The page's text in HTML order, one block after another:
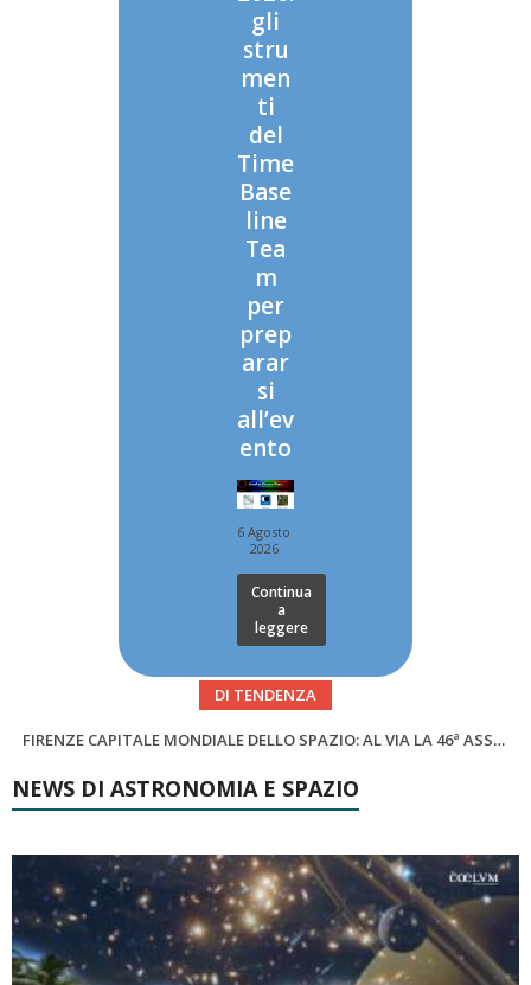
gli
stru
men
ti
del
Time
Base
line
Tea
m
per
prep
arar
si
all’ev
ento
6 Agosto
2026
Continua
a
leggere
DI TENDENZA
Cielo del Mese di Agosto 2026
SUPERNOVAE aggiornamenti del mese – Agosto 2026
NEWS DI ASTRONOMIA E SPAZIO